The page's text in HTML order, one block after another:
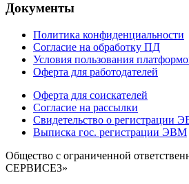
Документы
Политика конфиденциальности
Согласие на обработку ПД
Условия пользования
Оферта для работодателей
Оферта для соискателей
Согласие на рассылки
Свидетельство о регистрации
Выписка гос. регистрации ЭВМ
Общество с ограниченной
СЕРВИСЕЗ»